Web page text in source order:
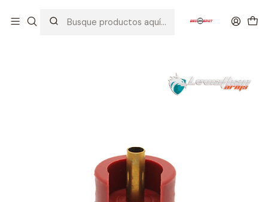
CILINDROS / CABEZA DE CILINDRO / NOZZLE
LEVIATHAN ARMS CABEZA DE CILINDRO PLASTICA